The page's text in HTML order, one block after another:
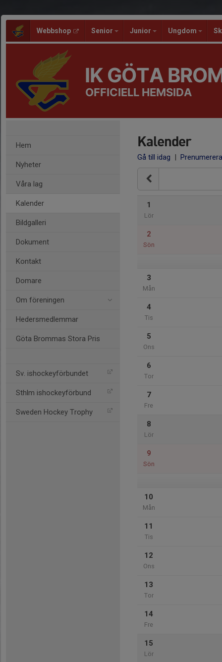
Webbshop Senior Junior Ungdom
IK GÖTA
OFFICIELL HEMSIDA
Hem
Nyheter
Våra lag
Kalender
Bildgalleri
Dokument
Kontakt
Domare
Om föreningen
Hedersmedlemmar
Göta Brommas Stora Pris
Sv. ishockeyförbundet
Sthlm ishockeyförbund
Sweden Hockey Trophy
Kalender
Gå till idag | Prenumerera
1
Lör
2
Sön
3
Mån
4
Tis
5
Ons
6
Tor
7
Fre
8
Lör
9
Sön
10
Mån
11
Tis
12
Ons
13
Tor
14
Fre
15
Lör